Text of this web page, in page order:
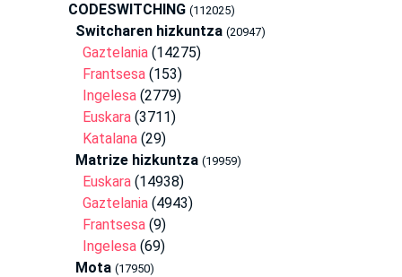
CODESWITCHING (112025)
Switcharen hizkuntza (20947)
Gaztelania (14275)
Frantsesa (153)
Ingelesa (2779)
Euskara (3711)
Katalana (29)
Matrize hizkuntza (19959)
Euskara (14938)
Gaztelania (4943)
Frantsesa (9)
Ingelesa (69)
Mota (17950)